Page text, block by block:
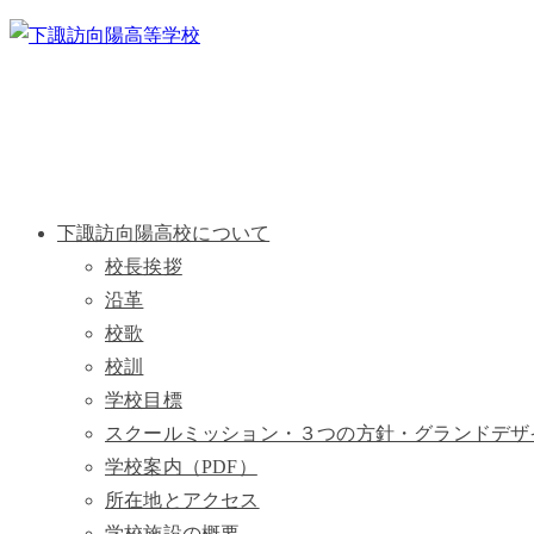
下諏訪向陽高校について
校長挨拶
沿革
校歌
校訓
学校目標
スクールミッション・３つの方針・グランドデザ
学校案内（PDF）
所在地とアクセス